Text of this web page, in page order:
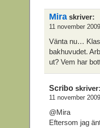
Mira skriver:
11 november
Vänta nu…
bakhuvudet.
ut? Vem har
Scribo skriver:
11 november
@Mira
Eftersom jag